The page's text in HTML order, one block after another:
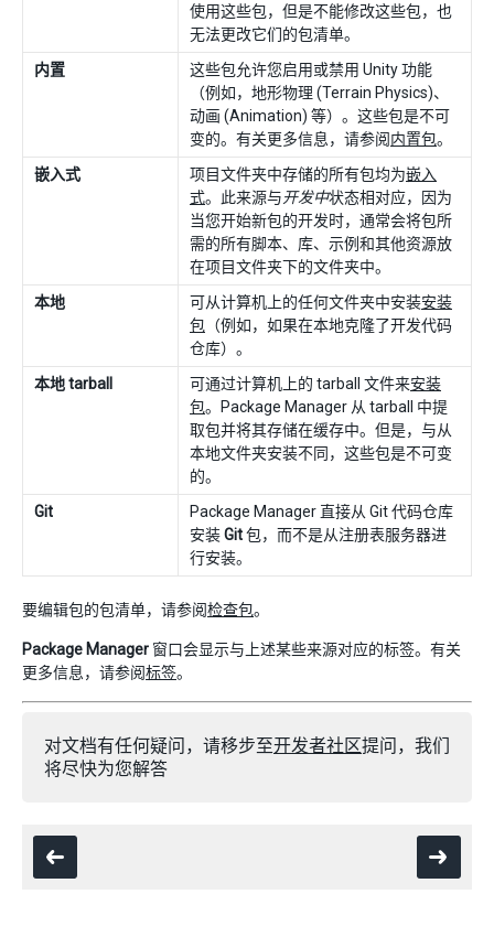
使用这些包，但是不能修改这些包，也
无法更改它们的包清单。
内置
这些包允许您启用或禁用 Unity 功能
（例如，地形物理 (Terrain Physics)、
动画 (Animation) 等）。这些包是不可
变的。有关更多信息，请参阅内置包。
嵌入式
项目文件夹中存储的所有包均为嵌入
式。此来源与开发中状态相对应，因为
当您开始新包的开发时，通常会将包所
需的所有脚本、库、示例和其他资源放
在项目文件夹下的文件夹中。
本地
可从计算机上的任何文件夹中安装安装
包 （例如，如果在本地克隆了开发代码
仓库）。
本地 tarball
可通过计算机上的 tarball 文件来安装
包。Package Manager 从 tarball 中提
取包并将其存储在缓存中。但是，与从
本地文件夹安装不同，这些包是不可变
的。
Git
Package Manager 直接从 Git 代码仓库
安装Git包，而不是从注册表服务器进
行安装。
要编辑包的包清单，请参阅检查包。
Package Manager 窗口会显示与上述某些来源对应的标签。有关
更多信息，请参阅标签。
对文档有任何疑问，请移步至开发者社区提问，我们
将尽快为您解答